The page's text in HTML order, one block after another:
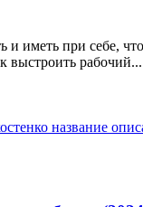
иметь при себе,
выстроить рабочий...
название